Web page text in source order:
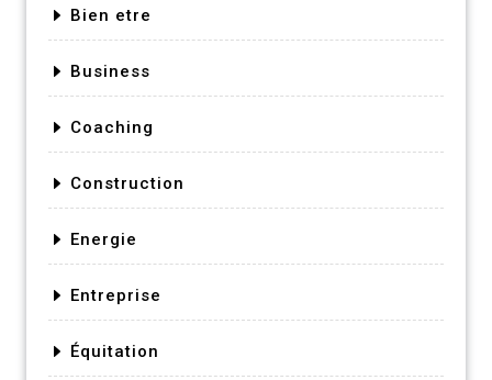
Bien etre
Business
Coaching
Construction
Energie
Entreprise
Équitation